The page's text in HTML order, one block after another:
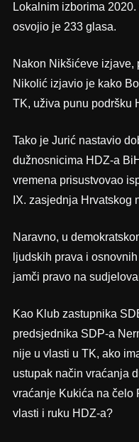
Lokalnim izborima
osvojio je 233 glasa.
Nakon Nikšićeve izjave,
Nikolić izjavio je kako
TK, uživa punu podršku
Tako je Jurić nastavio
dužnosnicima HDZ-a
vremena prisustvovao
IX. zasjednja Hrvatskog
Naravno, u
ljudskih prava i
jamči pravo na
Kao Klub zastupnika
predsjednika SDP-a
nije u vlasti u TK, ako
ustupak način vraćanja
vraćanje Kukića na čelo
vlasti i ruku HDZ-a?